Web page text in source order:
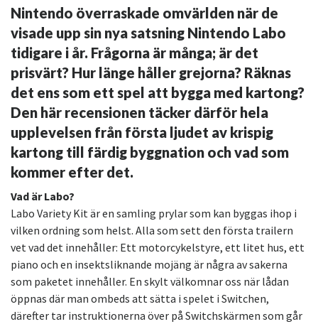
Nintendo överraskade omvärlden när de
visade upp sin nya satsning Nintendo Labo
tidigare i år. Frågorna är många; är det
prisvärt? Hur länge håller grejorna? Räknas
det ens som ett spel att bygga med kartong?
Den här recensionen täcker därför hela
upplevelsen från första ljudet av krispig
kartong till färdig byggnation och vad som
kommer efter det.
Vad är Labo?
Labo Variety Kit är en samling prylar som kan byggas ihop i
vilken ordning som helst. Alla som sett den första trailern
vet vad det innehåller: Ett motorcykelstyre, ett litet hus, ett
piano och en insektsliknande mojäng är några av sakerna
som paketet innehåller. En skylt välkomnar oss när lådan
öppnas där man ombeds att sätta i spelet i Switchen,
därefter tar instruktionerna över på Switchskärmen som går